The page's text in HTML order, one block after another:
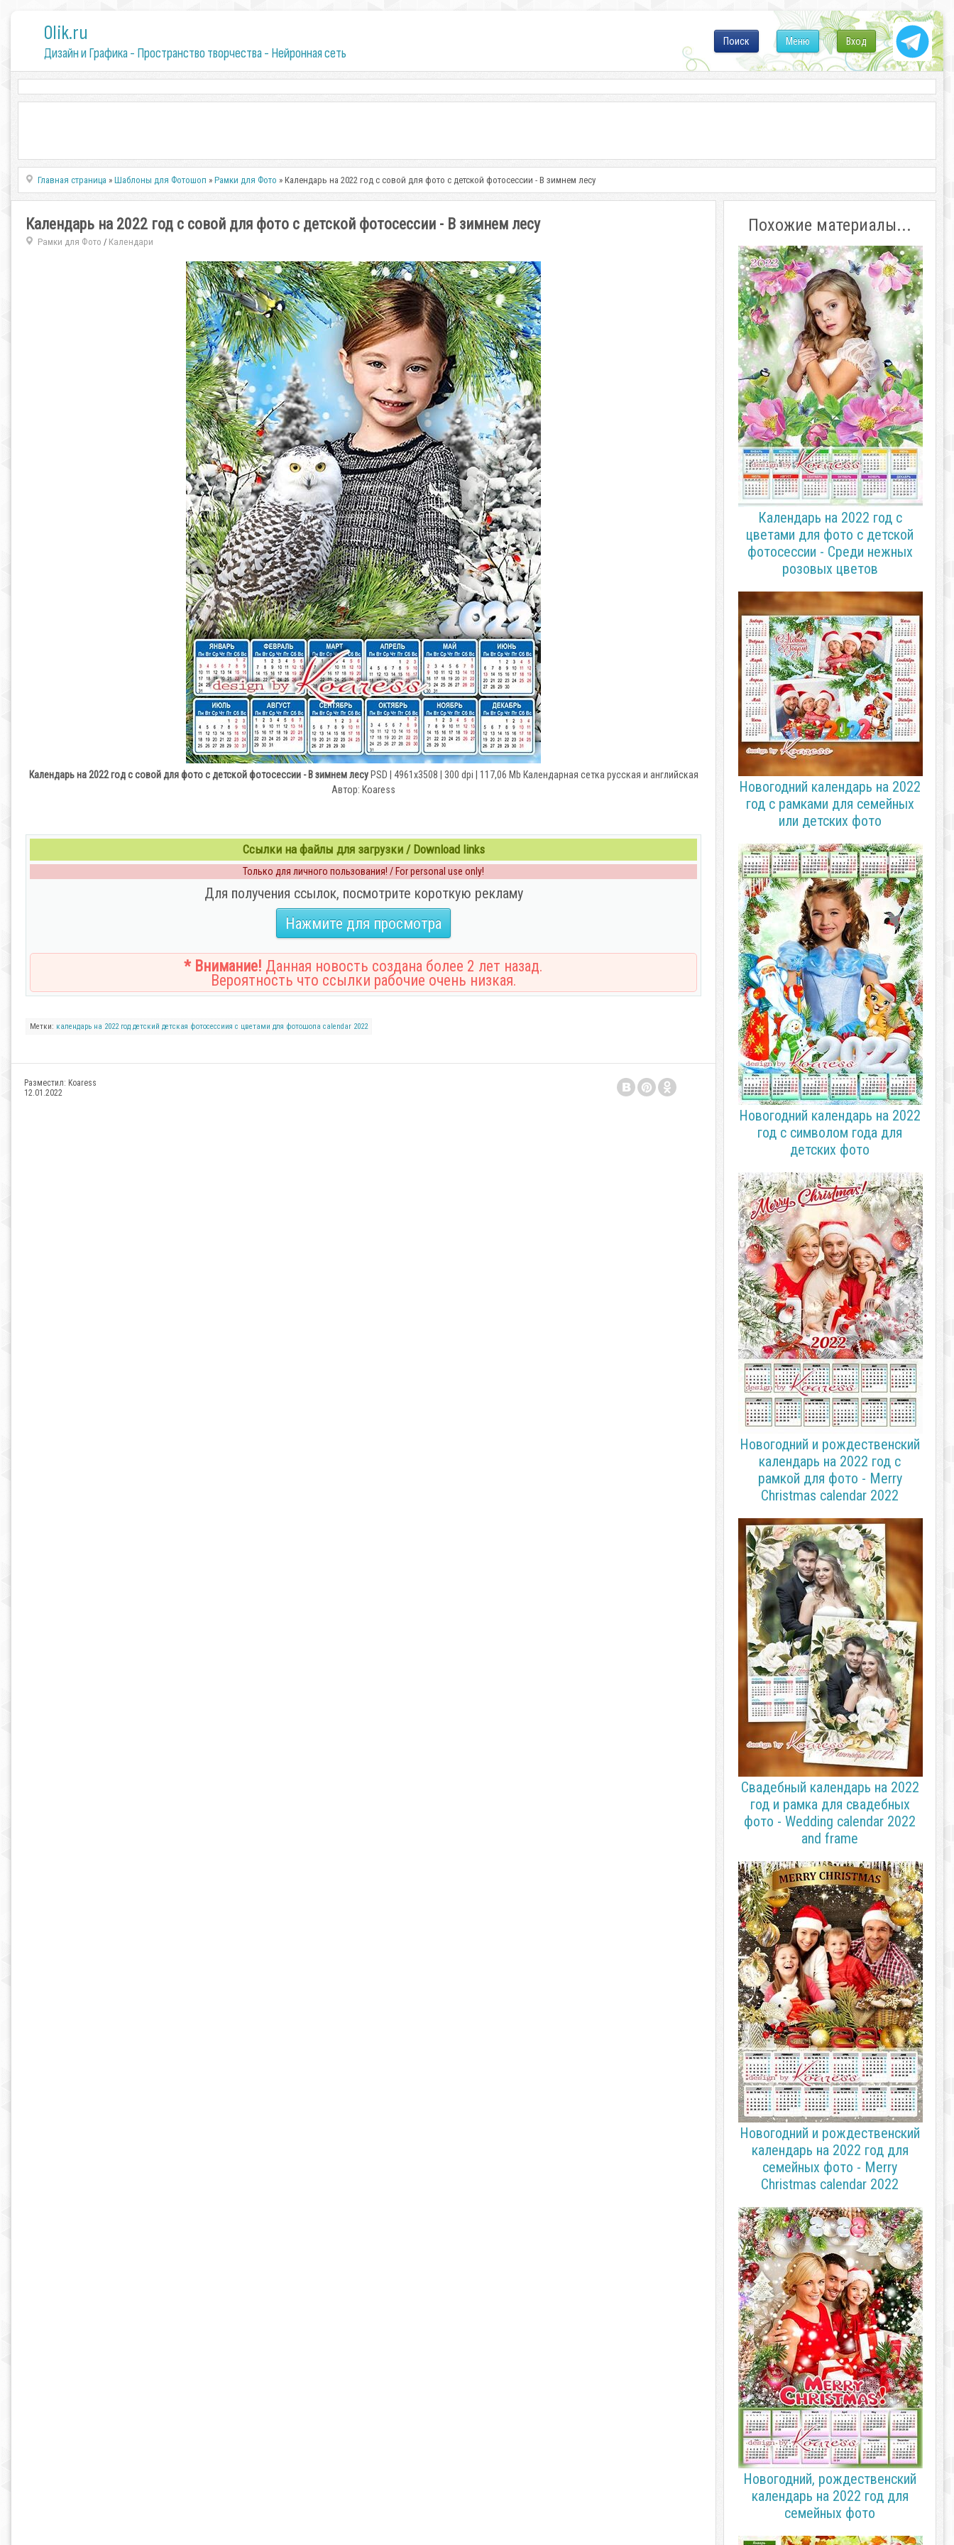
0lik.ru
Дизайн и Графика - Пространство творчества - Нейронная сеть
Вход
Меню
Поиск
Главная страница »Шаблоны для Фотошоп »Рамки для Фото » Календарь на 2022 год с совой для фото с детской фотосессии - В зимнем лесу
Календарь на 2022 год с совой для фото с детской фотосессии - В зимнем лесу
Рамки для Фото / Календари
Календарь на 2022 год с совой для фото с детской фотосессии - В зимнем лесуPSD | 4961x3508 | 300 dpi | 117,06 Mb Календарная сетка русская и английская
Автор: Koaress
Ссылки на файлы для загрузки / Download links
Только для личного пользования! / For personal use only!
Для получения ссылок, посмотрите короткую рекламу
Нажмите для просмотра
* Внимание! Данная новость создана более 2 лет назад.
Вероятность что ссылки рабочие очень низкая.
Метки: календарь на 2022 год детский детская фотосессиия с цветами для фотошопа calendar 2022
Разместил: Koaress
12.01.2022
Похожие материалы...
Календарь на 2022 год с
цветами для фото с детской
фотосессии - Среди нежных
розовых цветов
Новогодний календарь на 2022
год с рамками для семейных
или детских фото
Новогодний календарь на 2022
год с символом года для
детских фото
Новогодний и рождественский
календарь на 2022 год с
рамкой для фото - Merry
Christmas calendar 2022
Свадебный календарь на 2022
год и рамка для свадебных
фото - Wedding calendar 2022
and frame
Новогодний и рождественский
календарь на 2022 год для
семейных фото - Merry
Christmas calendar 2022
Новогодний, рождественский
календарь на 2022 год для
семейных фото